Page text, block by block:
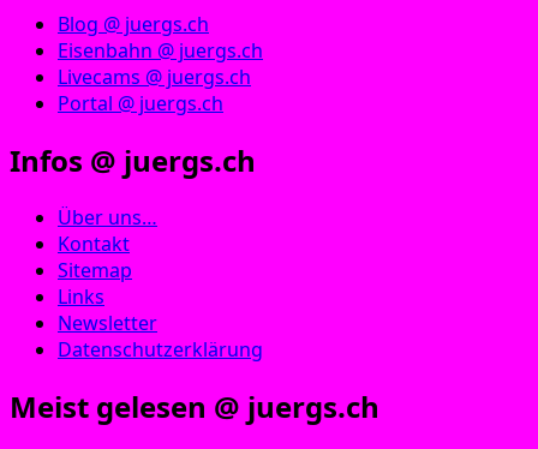
Blog @ juergs.ch
Eisenbahn @ juergs.ch
Livecams @ juergs.ch
Portal @ juergs.ch
Infos @ juergs.ch
Über uns…
Kontakt
Sitemap
Links
Newsletter
Datenschutzerklärung
Meist gelesen @ juergs.ch